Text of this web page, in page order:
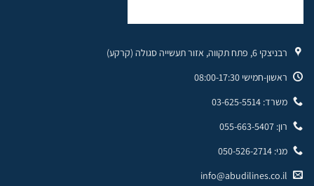
רבניצקי 6, פתח תקווה, אזור תעשייה סגולה (קרקע)
ראשון-חמישי 08:00-17:30
משרד: 03-625-5514
רון: 055-663-5407
מני: 050-526-2714
info@abudilines.co.il